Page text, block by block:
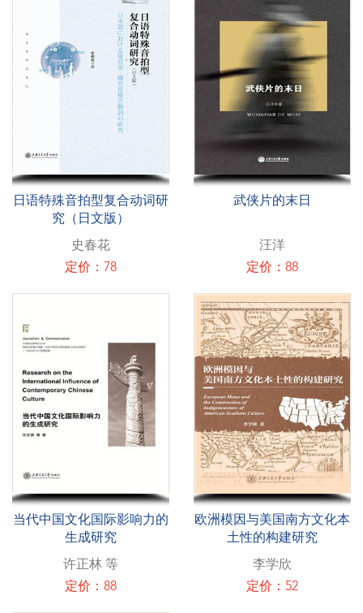
日语特殊音拍型复合动词研
究（日文版）
史春花
定价：78
武侠片的末日
汪洋
定价：88
当代中国文化国际影响力的
生成研究
许正林 等
定价：88
欧洲模因与美国南方文化本
土性的构建研究
李学欣
定价：52